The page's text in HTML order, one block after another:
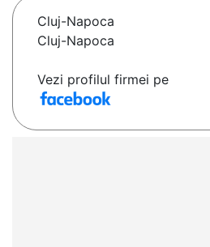
Cluj-Napoca
Cluj-Napoca
Vezi profilul firmei pe